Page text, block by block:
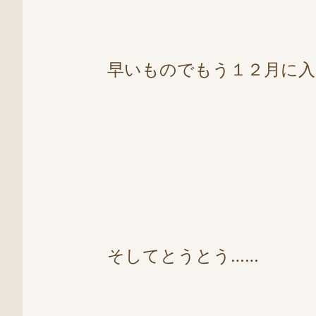
早いものでもう１２月に
そしてとうとう……